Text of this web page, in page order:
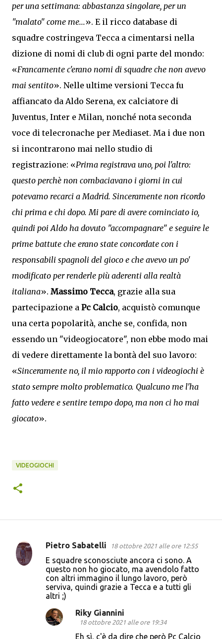
per una settimana: abbastanza singolare, per un
"malato" come me...». E il ricco database di
squadre costringeva Tecca a cimentarsi nella
dizione di nomi di club di ogni parte del mondo:
«Francamente c'erano nomi di squadre che non avevo
mai sentito». Nelle ultime versioni Tecca fu
affiancato da Aldo Serena, ex calciatore di
Juventus, Inter e Milan, nonché nota seconda
voce di telecronache per Mediaset. Ma i due non
si incontrarono mai nello studio di
registrazione: «Prima registrava uno, poi l'altro:
questo perchè non combaciavano i giorni in cui
potevamo recarci a Madrid. Sinceramente non ricordo
chi prima e chi dopo. Mi pare di avere cominciato io,
quindi poi Aldo ha dovuto "accompagnare" e seguire le
prime battute che erano state concordate con i
responsabili spagnoli del gioco e che avevo un po'
modificato per renderle più aderenti alla realtà
italiana». Massimo Tecca, grazie alla sua
partecipazione a Pc Calcio, acquistò comunque
una certa popolarità, anche se, confida, non
essendo un "videogiocatore", non ebbe modo mai
di vedere direttamente la bontà del suo lavoro:
«Sinceramente no, il mio rapporto con i videogiochi è
stato sempre molto problematico. Qualcuno me l'ha
fatto vedere e sentire tempo dopo, ma non ci ho mai
giocato».
VIDEOGIOCHI
C
o
Pietro Sabatelli 18 ottobre 2021 alle ore 12:55
E squadre sconosciute ancora ci sono. A
questo non ho giocato, ma avendolo fatto
con altri immagino il lungo lavoro, però
serviva, quindi grazie a Tecca e a tutti gli
altri ;)
Riky Giannini
18 ottobre 2021 alle ore 19:34
Eh sì, c'è da dire che però Pc Calcio